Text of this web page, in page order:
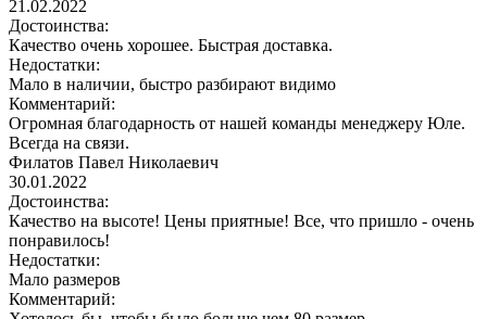
21.02.2022
Достоинства:
Качество очень хорошее. Быстрая доставка.
Недостатки:
Мало в наличии, быстро разбирают видимо
Комментарий:
Огромная благодарность от нашей команды менеджеру Юле.
Всегда на связи.
Филатов Павел Николаевич
30.01.2022
Достоинства:
Качество на высоте! Цены приятные! Все, что пришло - очень
понравилось!
Недостатки:
Мало размеров
Комментарий: